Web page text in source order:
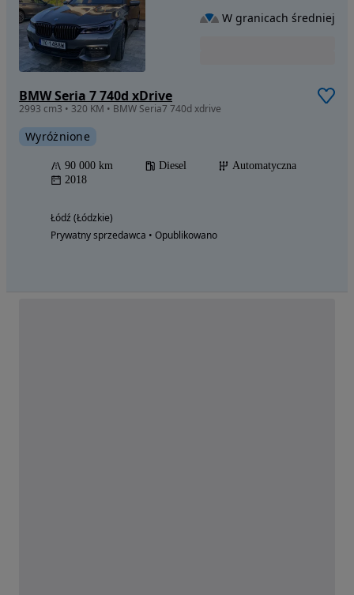
BMW Seria 7 740d xDrive
2993 cm3 • 320 KM • BMW Seria7 740d xdrive
Wyróżnione
90 000 km Diesel
Automatyczna
2018
Łódź (Łódzkie)
Prywatny sprzedawca • Opublikowano
W granicach średniej